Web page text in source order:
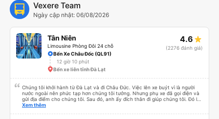
Vexere Team
Ngày cập nhật: 06/08/2026
Tân Niên
Limousine Phòng Đôi 24 chỗ
4.6
(2276 đánh giá)
Bến Xe Châu Đốc (QL91)
12 giờ 10 phút
Bến xe liên tỉnh Đà Lạt
Chúng tôi khởi hành từ Đà Lạt và đi Châu Đức. Việc lên xe buýt vì là người
nước ngoài nên phức tạp hơn chúng tôi tưởng. Nhưng phụ xe đã gọi điện và
gửi địa điểm cho chúng tôi. Sau đó, anh ấy đích thân đi giúp chúng tôi. Đó là
lần đầu tiên đi xe giường nằm với hai đứa trẻ nhỏ khá thú vị. Chúng tôi không
Xem thêm